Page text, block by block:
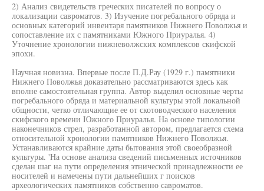
2) Анализ свидетельств греческих писателей по вопросу о
локализации савроматов. 3) Изучение погребального обряда и
основных категорий инвентаря памятников Нижнего Поволжья и
сопоставление их с памятниками Южного Приуралья. 4)
Уточнение хронологии нижневолжских комплексов скифской
эпохи.
Научная новизна. Впервые после П.Д.Рау (1929 г.) памятники
Нижнего Поволжья доказательно рассматриваются здесь как
вполне самостоятельная группа. Автор выделил основные черты
погребального обряда и материальной культуры этой локальной
общности, четко отличающие ее от скотоводческого населения
скифского времени Южного Приуралья. На основе типологии
наконечников стрел, разработанной автором, предлагается схема
относительной хронологии памятников Нижнего Поволжья.
Устанавливаются крайние даты бытования этой своеобразной
культуры. 'На основе анализа сведений письменных источников
сделан шаг на пути определения этнической принадлежности ее
носителей и намечены пути дальнейших г поисков
археологических памятников собственно савроматов.